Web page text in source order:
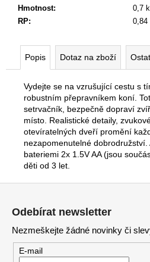
Hmotnost:
0,7
RP: 0,84
Popis Dotaz na zboží
Vydejte se na vzrušující cestu s
robustním přepravníkem koní.
setrvačník, bezpečně dopraví
místo. Realistické detaily,
otevíratelných dveří promění
nezapomenutelné dobrodružství.
bateriemi 2x 1.5V AA (jsou
děti od 3 let.
Odebírat newsletter
Nezmeškejte žádné novinky či
E-mail